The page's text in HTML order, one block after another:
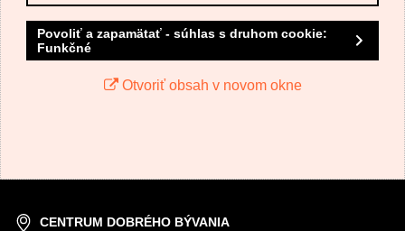
Odoslať
Povoliť a zapamätať - súhlas s druhom cookie:
Funkčné
Otvoriť obsah v novom okne
CENTRUM DOBRÉHO BÝVANIA